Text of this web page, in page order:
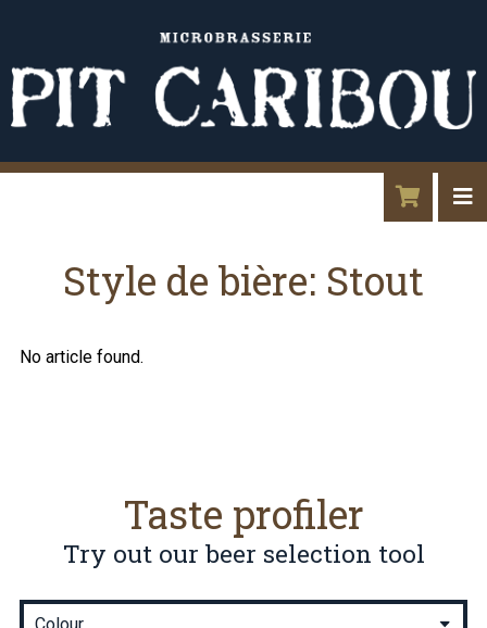
Style de bière: Stout
No article found.
Taste profiler
Try out our beer selection tool